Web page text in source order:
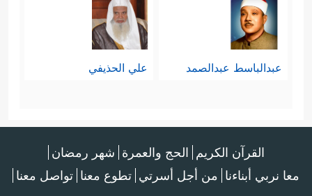
عبدالباسط عبدالصمد علي الحذيفي
القرآن الكريم الحج والعمرة شهر رمضان
معا نربي أبناءنا من أجل أسرتي تطوع معنا تواصل معنا